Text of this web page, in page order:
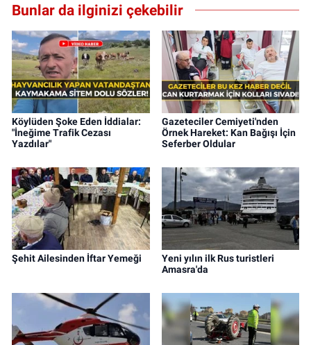
Bunlar da ilginizi çekebilir
Köylüden Şoke Eden İddialar:
"İneğime Trafik Cezası
Yazdılar"
Gazeteciler Cemiyeti'nden
Örnek Hareket: Kan Bağışı İçin
Seferber Oldular
Şehit Ailesinden İftar Yemeği
Yeni yılın ilk Rus turistleri
Amasra'da